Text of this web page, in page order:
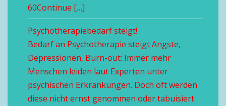
60Continue […]
Psychotherapiebedarf steigt!
Bedarf an Psychotherapie steigt Ängste,
Depressionen, Burn-out: Immer mehr
Menschen leiden laut Experten unter
psychischen Erkrankungen. Doch oft werden
diese nicht ernst genommen oder tabuisiert.